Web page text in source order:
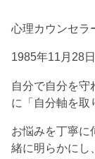
心理カウンセ
1985年11月28
自分で自分を守
に「自分軸を取
お悩みを丁寧に
緒に明らかにし